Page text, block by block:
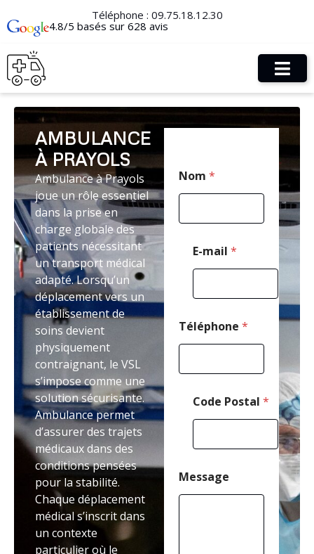
Téléphone : 09.75.18.12.30
4.8/5 basés sur 628 avis
AMBULANCE
À PRAYOLS
Ambulance à Prayols
joue un rôle essentiel
dans la prise en
charge globale des
patients nécessitant
un transport médical
adapté. Lorsqu’un
déplacement vers un
établissement de
soins devient
physiquement
contraignant, le VSL
s’impose comme une
solution sécurisante.
Ambulance permet
d’assurer des trajets
médicaux dans des
conditions pensées
pour la stabilité.
Chaque déplacement
médical s’inscrit dans
un contexte
particulier où le
Nom *
E-mail *
Téléphone *
Code Postal *
M
s
s
a
g
e
Message